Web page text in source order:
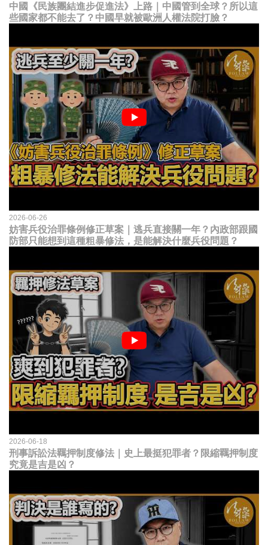
中國《民族團結進步促進法》上路｜中國管到全球？所以這
些國家都不能去了？中國早就被歐洲人權法院打臉？
2026-06-26
妨害兵役治罪條例修正草案｜逃兵直接關一年？內政部跟國
防部只能想到這種粗暴修法，是能解決什麼兵役問題？
2026-06-18
刑事訴訟法羈押制度修法｜史上最挺犯罪者？限縮羈押制度
究竟是吉是凶？